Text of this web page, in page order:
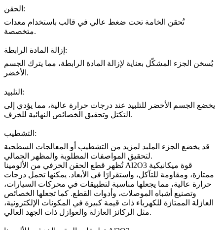
الحقن:
تُحقن الخامة تحت ضغط عالي في قالب باستخدام معدات
متخصصة.
إزالة المادة الرابطة:
يُسخن الجزء المشكّل بعناية لإزالة المادة الرابطة، مما يترك الجسم
الأخضر.
التلبيد:
يخضع الجسم الأخضر للتلبيد عند درجات حرارة عالية، مما يؤدي إلى
التكتل وتحقيق الخصائص النهائية للخزف.
التشطيب:
قد يخضع الجزء الملبد لمزيد من التشطيب أو المعالجات السطحية
لتحقيق المواصفات المطلوبة والمظهر الجمالي.
تُظهر قطع الحقن الخزفي من الألومينا Al2O3 قوة ميكانيكية
ممتازة، ومقاومة للتآكل، واستقرارًا في الأبعاد. يمكنها تحمل درجات
حرارة عالية، مما يجعلها مناسبة لتطبيقات في محركات السيارات،
وتصنيع أشباه الموصلات، وأدوات القطع. كما تجعلها الخصائص
العازلة الممتازة للكهرباء ذات قيمة كبيرة في المكونات الإلكترونية،
مثل الركائز العازلة والعوازل ذات الجهد العالي.